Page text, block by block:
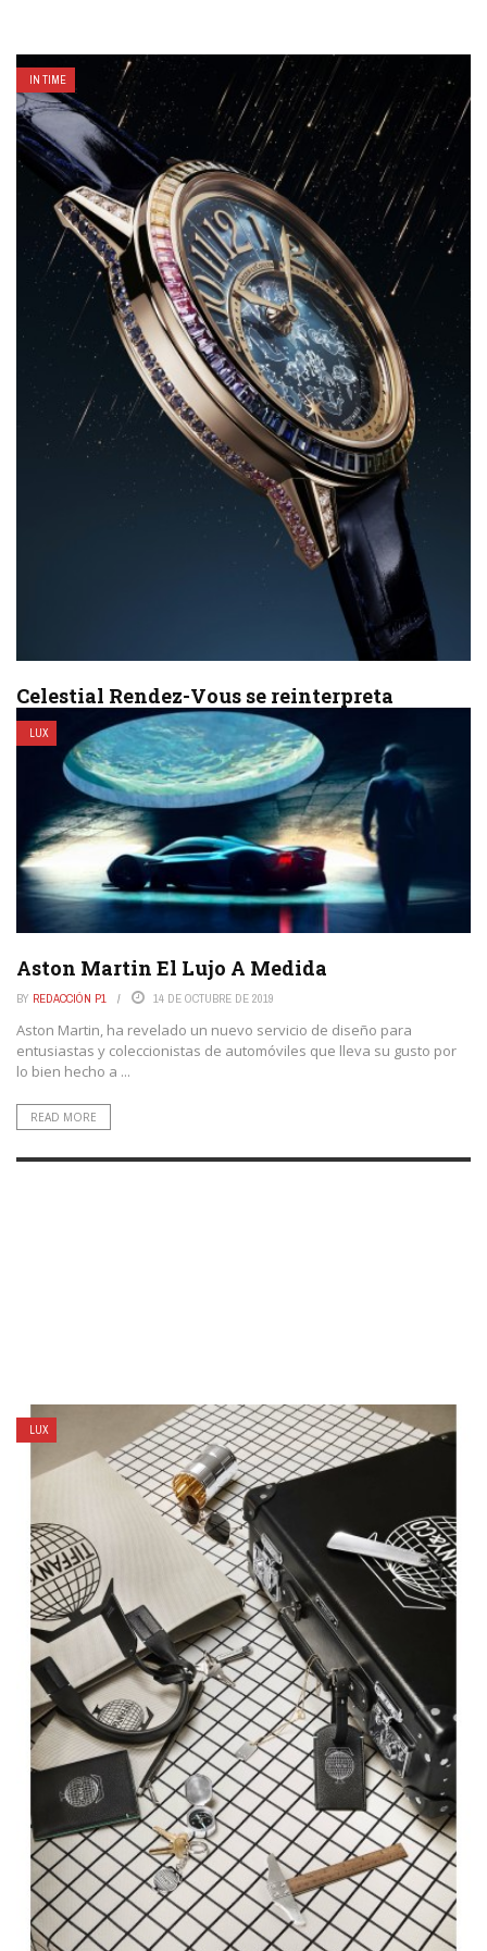
IN TIME
Celestial Rendez-Vous se reinterpreta
BY REDACCIÓN P1 15 DE OCTUBRE DE 2019
Para la casa Jaeger-LeCoultre, el cielo nocturno ha sido fuente de
inspiración, no solo por su belleza magnética, sino porque son la
clave de ...
READ MORE
LUX
Aston Martin El Lujo A Medida
BY REDACCIÓN P1 14 DE OCTUBRE DE 2019
Aston Martin, ha revelado un nuevo servicio de diseño para
entusiastas y coleccionistas de automóviles que lleva su gusto por
lo bien hecho a ...
READ MORE
LUX